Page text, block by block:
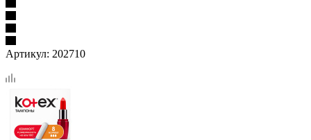
Артикул: 202710